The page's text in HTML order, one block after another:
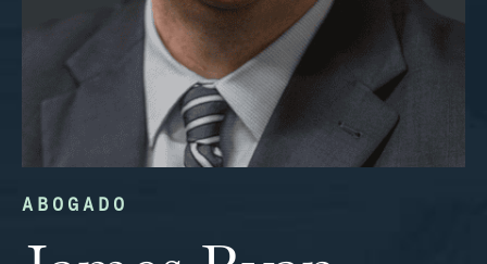
ABOGADO